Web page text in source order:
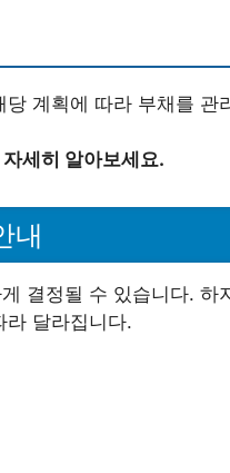
계획에 따라 부채를 관
세히 알아보세요.
내
결정될 수 있습니다. 하
라 달라집니다.